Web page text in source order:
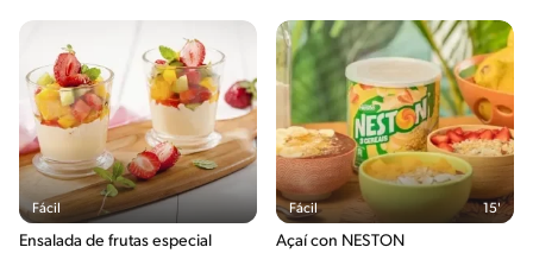
Fácil
Ensalada de frutas especial
Fácil 15'
Açaí con NESTON